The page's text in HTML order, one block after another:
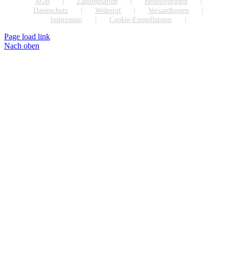
Datenschutz
Widerruf
Versandkosten
Impressum
Cookie-Einstellungen
Page load link
Nach oben